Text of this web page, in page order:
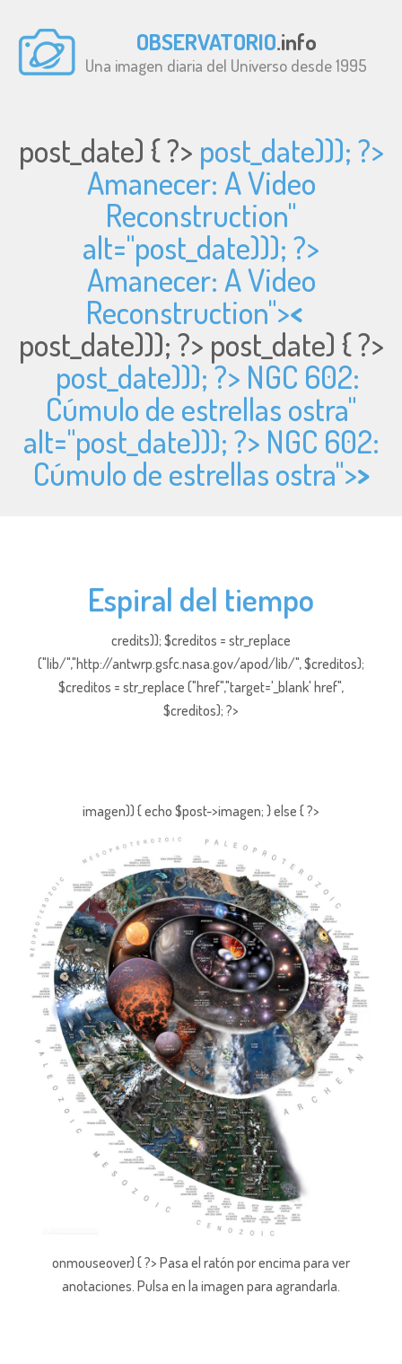
OBSERVATORIO.info
Una imagen diaria del Universo desde 1995
post_date) { ?> post_date))); ?>
Amanecer: A Video
Reconstruction"
alt="post_date))); ?>
Amanecer: A Video
Reconstruction"><
post_date))); ?> post_date) { ?>
post_date))); ?> NGC 602:
Cúmulo de estrellas ostra"
alt="post_date))); ?> NGC 602:
Cúmulo de estrellas ostra">>
Espiral del tiempo
credits)); $creditos = str_replace
("lib/","http://antwrp.gsfc.nasa.gov/apod/lib/", $creditos);
$creditos = str_replace ("href","target='_blank' href",
$creditos); ?>
imagen)) { echo $post->imagen; } else { ?>
onmouseover) { ?> Pasa el ratón por encima para ver
anotaciones. Pulsa en la imagen para agrandarla.